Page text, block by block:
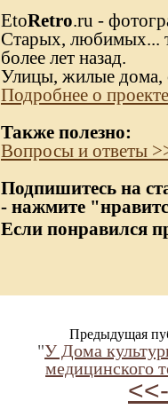
EtoRetro.ru -
Старых, любимых...
более лет назад.
Улицы, жилые дома,
Подробнее о
Также полезно:
Вопросы и ответы
Подпишитесь на
- нажмите
Если понравился
Предыдущая
"У Дома
медицинского
<<-